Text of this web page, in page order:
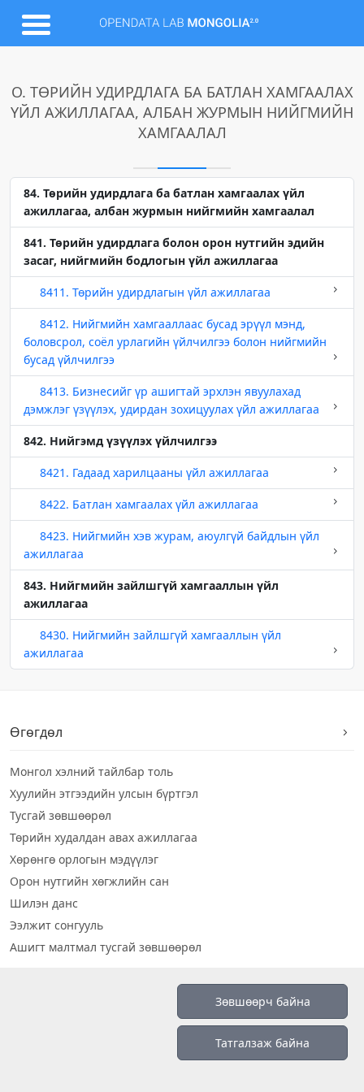
O. ТӨРИЙН УДИРДЛАГА БА БАТЛАН ХАМГААЛАХ
ҮЙЛ АЖИЛЛАГАА, АЛБАН ЖУРМЫН НИЙГМИЙН
ХАМГААЛАЛ
84. Төрийн удирдлага ба батлан хамгаалах үйл
ажиллагаа, албан журмын нийгмийн хамгаалал
841. Төрийн удирдлага болон орон нутгийн эдийн
засаг, нийгмийн бодлогын үйл ажиллагаа
8411. Төрийн удирдлагын үйл ажиллагаа
8412. Нийгмийн хамгааллаас бусад эрүүл мэнд,
боловсрол, соёл урлагийн үйлчилгээ болон нийгмийн
бусад үйлчилгээ
8413. Бизнесийг үр ашигтай эрхлэн явуулахад
дэмжлэг үзүүлэх, удирдан зохицуулах үйл ажиллагаа
842. Нийгэмд үзүүлэх үйлчилгээ
8421. Гадаад харилцааны үйл ажиллагаа
8422. Батлан хамгаалах үйл ажиллагаа
8423. Нийгмийн хэв журам, аюулгүй байдлын үйл
ажиллагаа
843. Нийгмийн зайлшгүй хамгааллын үйл
ажиллагаа
8430. Нийгмийн зайлшгүй хамгааллын үйл
ажиллагаа
Өгөгдөл
Монгол хэлний тайлбар толь
Хуулийн этгээдийн улсын бүртгэл
Тусгай зөвшөөрөл
Төрийн худалдан авах ажиллагаа
Хөрөнгө орлогын мэдүүлэг
Орон нутгийн хөгжлийн сан
Шилэн данс
Ээлжит сонгууль
Ашигт малтмал тусгай зөвшөөрөл
Зөвшөөрч байна
Татгалзаж байна